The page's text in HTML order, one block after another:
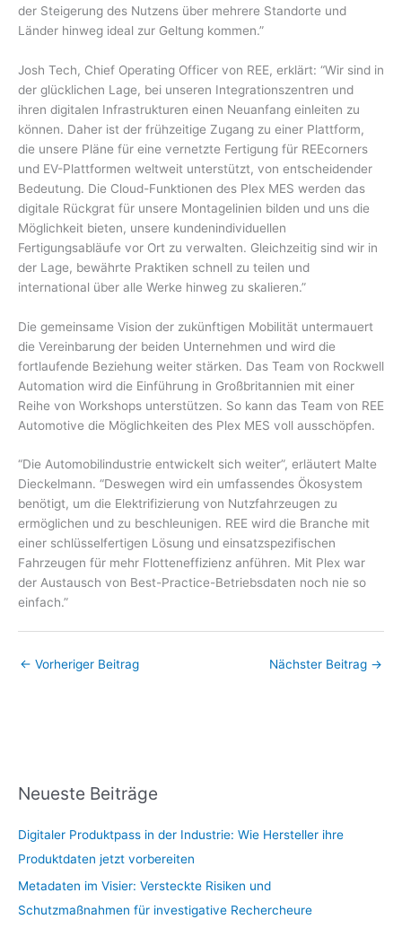
der Steigerung des Nutzens über mehrere Standorte und
Länder hinweg ideal zur Geltung kommen.”
Josh Tech, Chief Operating Officer von REE, erklärt: “Wir sind in
der glücklichen Lage, bei unseren Integrationszentren und
ihren digitalen Infrastrukturen einen Neuanfang einleiten zu
können. Daher ist der frühzeitige Zugang zu einer Plattform,
die unsere Pläne für eine vernetzte Fertigung für REEcorners
und EV-Plattformen weltweit unterstützt, von entscheidender
Bedeutung. Die Cloud-Funktionen des Plex MES werden das
digitale Rückgrat für unsere Montagelinien bilden und uns die
Möglichkeit bieten, unsere kundenindividuellen
Fertigungsabläufe vor Ort zu verwalten. Gleichzeitig sind wir in
der Lage, bewährte Praktiken schnell zu teilen und
international über alle Werke hinweg zu skalieren.”
Die gemeinsame Vision der zukünftigen Mobilität untermauert
die Vereinbarung der beiden Unternehmen und wird die
fortlaufende Beziehung weiter stärken. Das Team von Rockwell
Automation wird die Einführung in Großbritannien mit einer
Reihe von Workshops unterstützen. So kann das Team von REE
Automotive die Möglichkeiten des Plex MES voll ausschöpfen.
“Die Automobilindustrie entwickelt sich weiter”, erläutert Malte
Dieckelmann. “Deswegen wird ein umfassendes Ökosystem
benötigt, um die Elektrifizierung von Nutzfahrzeugen zu
ermöglichen und zu beschleunigen. REE wird die Branche mit
einer schlüsselfertigen Lösung und einsatzspezifischen
Fahrzeugen für mehr Flotteneffizienz anführen. Mit Plex war
der Austausch von Best-Practice-Betriebsdaten noch nie so
einfach.”
← Vorheriger Beitrag Nächster Beitrag →
Neueste Beiträge
Digitaler Produktpass in der Industrie: Wie Hersteller ihre
Produktdaten jetzt vorbereiten
Metadaten im Visier: Versteckte Risiken und
Schutzmaßnahmen für investigative Rechercheure